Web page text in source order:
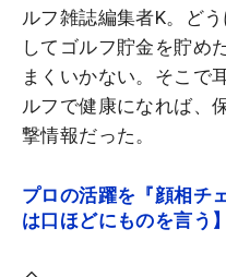
ルフ雑誌編集者K。ど
してゴルフ貯金を貯め
まくいかない。そこで
ルフで健康になれば、
撃情報だった。
プロの活躍を『顔相チ
は口ほどにものを言う】